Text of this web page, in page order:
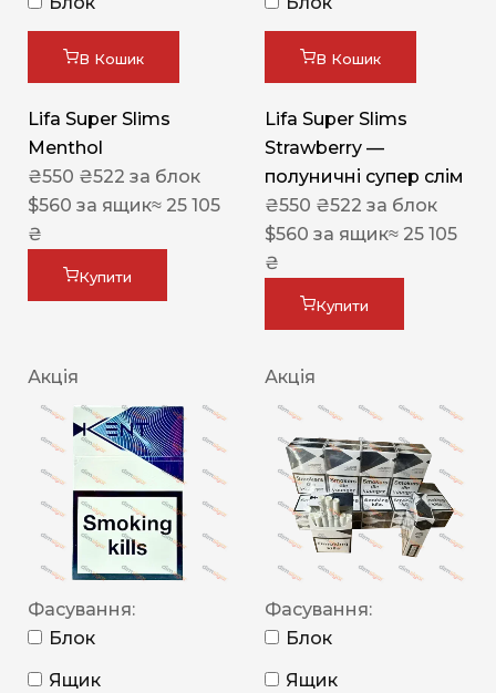
В Кошик
Lifa Super Slims
Menthol
₴550 ₴522 за блок
$560 за ящик≈ 25 105
₴
Купити
В Кошик
Lifa Super Slims
Strawberry —
полуничні супер слім
₴550 ₴522 за блок
$560 за ящик≈ 25 105
₴
Купити
Акція
Фасування:
Блок
Ящик
Акція
Фасування:
Блок
Ящик